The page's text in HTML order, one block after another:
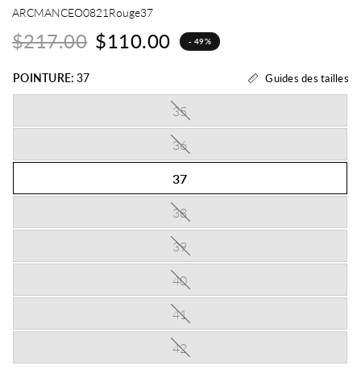
ARCMANCEO0821Rouge37
$217.00 $110.00 - 49%
POINTURE: 37 Guides des tailles
35
36
37
38
39
40
41
42